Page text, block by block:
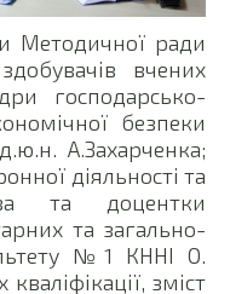
Методичної ради
вчених
господарсько-
безпеки
А.Захарченка;
діяльності та
та доцентки
та загально-
№1 КННІ О.
зміст